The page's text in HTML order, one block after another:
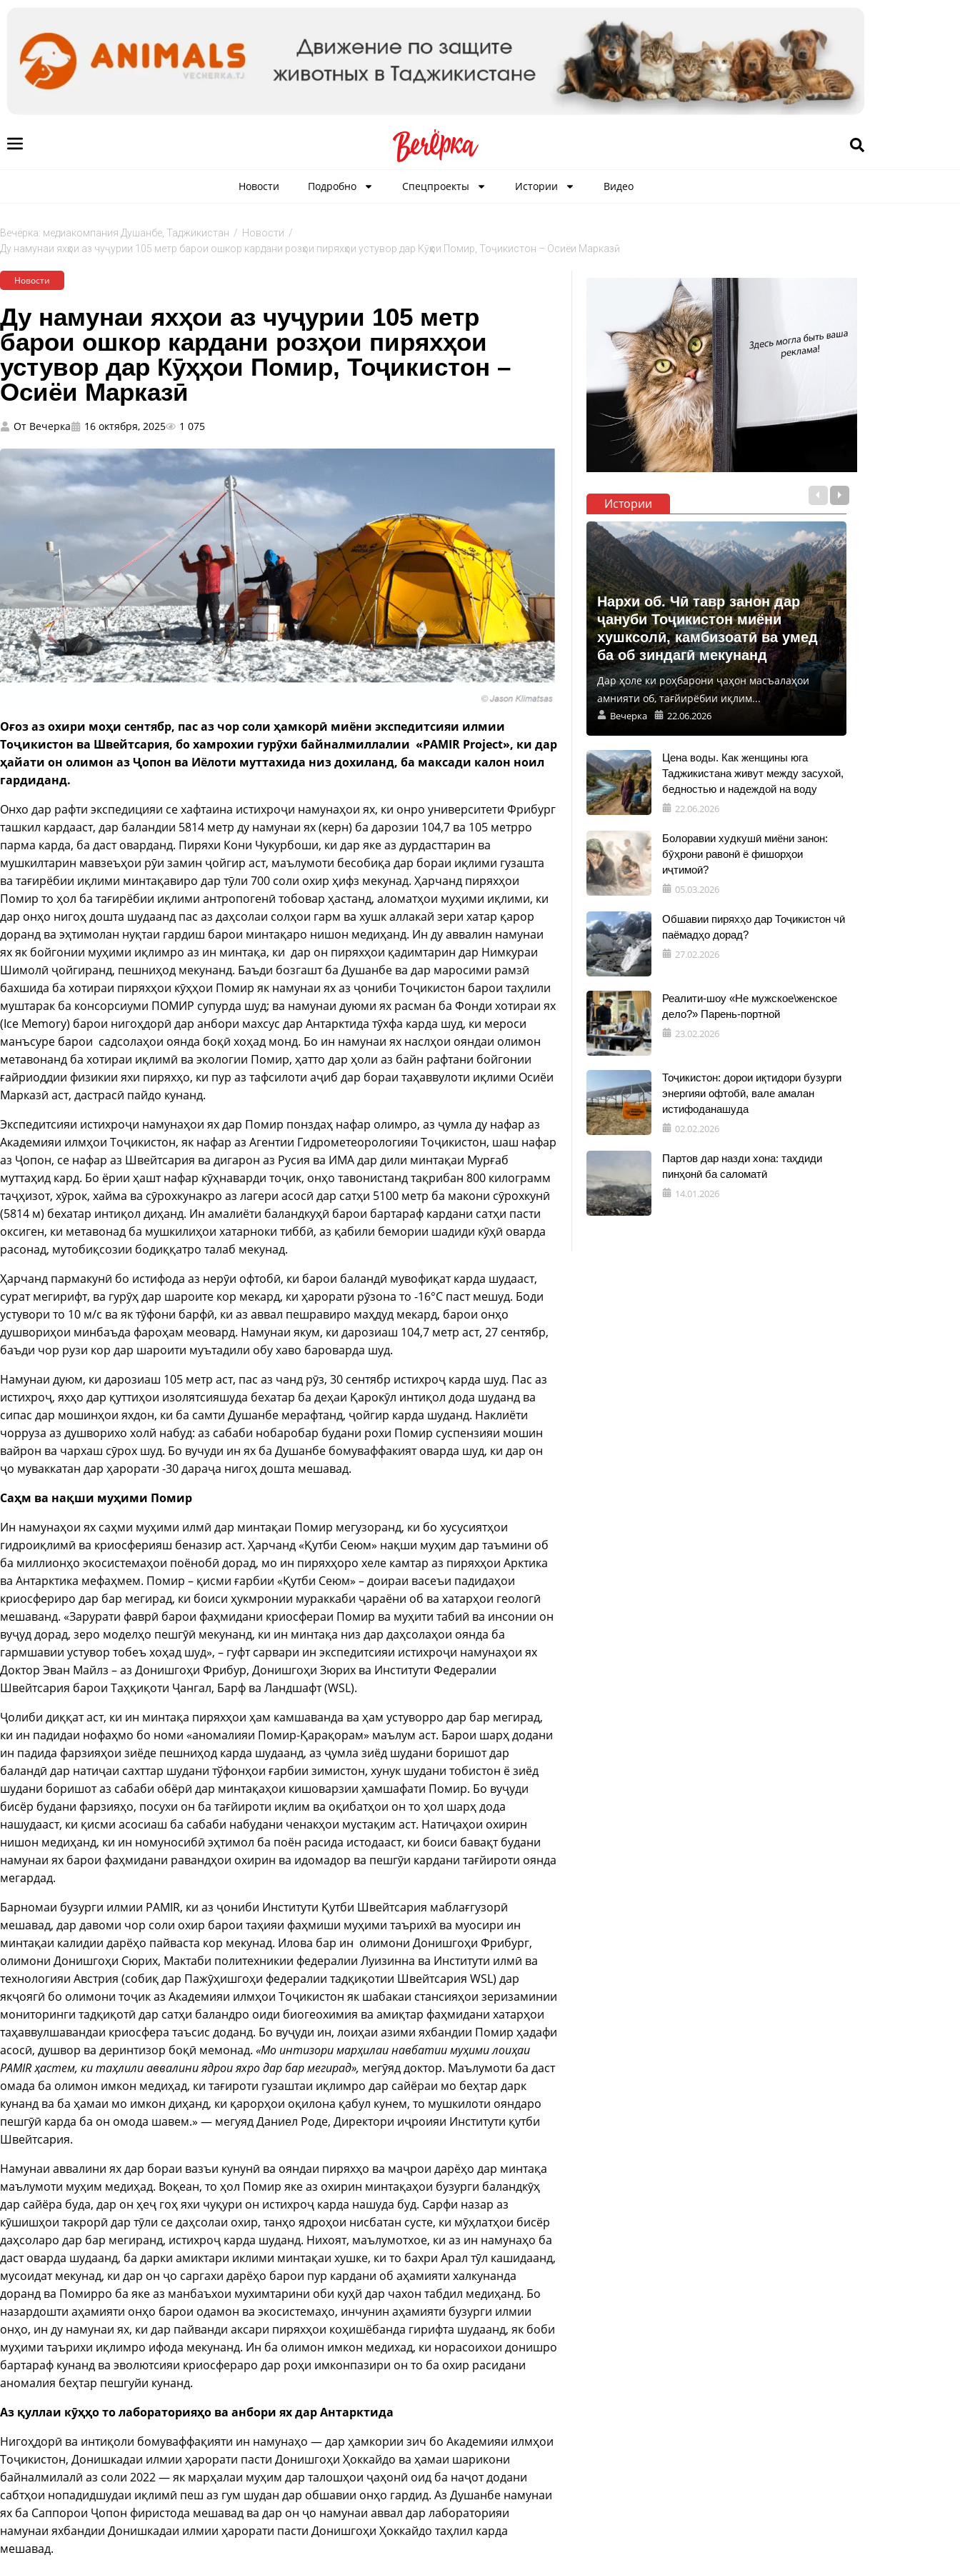
Новости Подробно Спецпроекты Истории Видео
Вечёрка: медиакомпания Душанбе, Таджикистан / Новости /
Ду намунаи яхҳои аз чуҷурии 105 метр барои ошкор кардани розҳои пиряхҳои устувор дар Кӯҳҳои Помир, Тоҷикистон – Осиёи Марказӣ
Новости
Ду намунаи яхҳои аз чуҷурии 105 метр
барои ошкор кардани розҳои пиряхҳои
устувор дар Кӯҳҳои Помир, Тоҷикистон –
Осиёи Марказӣ
От Вечерка 16 октября, 2025 1 075
Оғоз аз охири моҳи сентябр, пас аз чор соли ҳамкорӣ миёни экспедитсияи илмии
Тоҷикистон ва Швейтсария, бо хамрохии гурӯхи байналмиллалии «PAMIR Project», ки дар
ҳайати он олимон аз Ҷопон ва Иёлоти муттахида низ дохиланд, ба максади калон ноил
гардиданд.
Онхо дар рафти экспедицияи се хафтаина истихроҷи намунаҳои ях, ки онро университети Фрибург
ташкил кардааст, дар баландии 5814 метр ду намунаи ях (керн) ба дарозии 104,7 ва 105 метрро
парма карда, ба даст оварданд. Пиряхи Кони Чукурбоши, ки дар яке аз дурдасттарин ва
мушкилтарин мавзеъҳои рӯи замин ҷойгир аст, маълумоти бесобиқа дар бораи иқлими гузашта
ва тағирёбии иқлими минтақавиро дар тӯли 700 соли охир ҳифз мекунад. Ҳарчанд пиряхҳои
Помир то ҳол ба тағирёбии иқлими антропогенӣ тобовар ҳастанд, аломатҳои муҳими иқлими, ки
дар онҳо нигоҳ дошта шудаанд пас аз даҳсолаи солҳои гарм ва хушк аллакай зери хатар қарор
доранд ва эҳтимолан нуқтаи гардиш барои минтақаро нишон медиҳанд. Ин ду аввалин намунаи
ях як бойгонии муҳими иқлимро аз ин минтақа, ки дар он пиряхҳои қадимтарин дар Нимкураи
Шимолӣ ҷойгиранд, пешниҳод мекунанд. Баъди бозгашт ба Душанбе ва дар маросими рамзӣ
бахшида ба хотираи пиряхҳои кӯҳҳои Помир як намунаи ях аз ҷониби Тоҷикистон барои таҳлили
муштарак ба консорсиуми ПОМИР супурда шуд; ва намунаи дуюми ях расман ба Фонди хотираи ях
(Ice Memory) барои нигоҳдорӣ дар анбори махсус дар Антарктида тӯхфа карда шуд, ки мероси
манъсуре барои садсолаҳои оянда боқӣ хоҳад монд. Бо ин намунаи ях наслҳои ояндаи олимон
метавонанд ба хотираи иқлимӣ ва экологии Помир, ҳатто дар ҳоли аз байн рафтани бойгонии
ғайриоддии физикии яхи пиряхҳо, ки пур аз тафсилоти аҷиб дар бораи таҳаввулоти иқлими Осиёи
Марказӣ аст, дастрасӣ пайдо кунанд.
Экспедитсияи истихроҷи намунаҳои ях дар Помир понздаҳ нафар олимро, аз ҷумла ду нафар аз
Академияи илмҳои Тоҷикистон, як нафар аз Агентии Гидрометеорологияи Тоҷикистон, шаш нафар
аз Ҷопон, се нафар аз Швейтсария ва дигарон аз Русия ва ИМА дар дили минтақаи Мурғаб
муттаҳид кард. Бо ёрии ҳашт нафар кӯҳнаварди тоҷик, онҳо тавонистанд тақрибан 800 килограмм
таҷҳизот, хӯрок, хайма ва сӯрохкунакро аз лагери асосӣ дар сатҳи 5100 метр ба макони сӯрохкунӣ
(5814 м) бехатар интиқол диҳанд. Ин амалиёти баландкуҳӣ барои бартараф кардани сатҳи пасти
оксиген, ки метавонад ба мушкилиҳои хатарноки тиббӣ, аз қабили бемории шадиди кӯҳӣ оварда
расонад, мутобиқсозии бодиққатро талаб мекунад.
Ҳарчанд пармакунӣ бо истифода аз нерӯи офтобӣ, ки барои баландӣ мувофиқат карда шудааст,
сурат мегирифт, ва гурӯҳ дар шароите кор мекард, ки ҳарорати рӯзона то -16°С паст мешуд. Боди
устувори то 10 м/с ва як тӯфони барфӣ, ки аз аввал пешравиро маҳдуд мекард, барои онҳо
душвориҳои минбаъда фароҳам меовард. Намунаи якум, ки дарозиаш 104,7 метр аст, 27 сентябр,
баъди чор рузи кор дар шароити муътадили обу хаво бароварда шуд.
Намунаи дуюм, ки дарозиаш 105 метр аст, пас аз чанд рӯз, 30 сентябр истихроҷ карда шуд. Пас аз
истихроҷ, яхҳо дар қуттиҳои изолятсияшуда бехатар ба деҳаи Қарокӯл интиқол дода шуданд ва
сипас дар мошинҳои яхдон, ки ба самти Душанбе мерафтанд, ҷойгир карда шуданд. Наклиёти
чорруза аз душворихо холй набуд: аз сабаби нобаробар будани рохи Помир суспензияи мошин
вайрон ва чархаш сӯрох шуд. Бо вучуди ин ях ба Душанбе бомуваффакият оварда шуд, ки дар он
ҷо муваккатан дар ҳарорати -30 дараҷа нигоҳ дошта мешавад.
Саҳм ва нақши муҳими Помир
Ин намунаҳои ях саҳми муҳими илмӣ дар минтақаи Помир мегузоранд, ки бо хусусиятҳои
гидроиқлимӣ ва криосферияш беназир аст. Ҳарчанд «Қутби Сеюм» нақши муҳим дар таъмини об
ба миллионҳо экосистемаҳои поёнобӣ дорад, мо ин пиряхҳоро хеле камтар аз пиряхҳои Арктика
ва Антарктика мефаҳмем. Помир – қисми ғарбии «Қутби Сеюм» – доираи васеъи падидаҳои
криосфериро дар бар мегирад, ки боиси ҳукмронии мураккаби ҷараёни об ва хатарҳои геологӣ
мешаванд. «Зарурати фаврӣ барои фаҳмидани криосфераи Помир ва муҳити табиӣ ва инсонии он
вуҷуд дорад, зеро моделҳо пешгӯӣ мекунанд, ки ин минтақа низ дар даҳсолаҳои оянда ба
гармшавии устувор тобеъ хоҳад шуд», – гуфт сарвари ин экспедитсияи истихроҷи намунаҳои ях
Доктор Эван Майлз – аз Донишгоҳи Фрибур, Донишгоҳи Зюрих ва Институти Федералии
Швейтсария барои Таҳқиқоти Ҷангал, Барф ва Ландшафт (WSL).
Ҷолиби диққат аст, ки ин минтақа пиряхҳои ҳам камшаванда ва ҳам устуворро дар бар мегирад,
ки ин падидаи нофаҳмо бо номи «аномалияи Помир-Қарақорам» маълум аст. Барои шарҳ додани
ин падида фарзияҳои зиёде пешниҳод карда шудаанд, аз ҷумла зиёд шудани боришот дар
баландӣ дар натиҷаи сахттар шудани тўфонҳои ғарбии зимистон, хунук шудани тобистон ё зиёд
шудани боришот аз сабаби обёрӣ дар минтақаҳои кишоварзии ҳамшафати Помир. Бо вуҷуди
бисёр будани фарзияҳо, посухи он ба тағйироти иқлим ва оқибатҳои он то ҳол шарҳ дода
нашудааст, ки қисми асосиаш ба сабаби набудани ченакҳои мустақим аст. Натиҷаҳои охирин
нишон медиҳанд, ки ин номуносибӣ эҳтимол ба поён расида истодааст, ки боиси бавақт будани
намунаи ях барои фаҳмидани равандҳои охирин ва идомадор ва пешгӯи кардани тағйироти оянда
мегардад.
Барномаи бузурги илмии PAMIR, ки аз ҷониби Институти Қутби Швейтсария маблағгузорӣ
мешавад, дар давоми чор соли охир барои таҳияи фаҳмиши муҳими таърихӣ ва муосири ин
минтақаи калидии дарёҳо пайваста кор мекунад. Илова бар ин олимони Донишгоҳи Фрибург,
олимони Донишгоҳи Сюрих, Мактаби политехникии федералии Луизинна ва Институти илмӣ ва
технологияи Австрия (собиқ дар Пажӯҳишгоҳи федералии тадқиқотии Швейтсария WSL) дар
якҷоягӣ бо олимони тоҷик аз Академияи илмҳои Тоҷикистон як шабакаи стансияҳои зеризаминии
мониторинги тадқиқотӣ дар сатҳи баландро оиди биогеохимия ва амиқтар фаҳмидани хатарҳои
таҳаввулшавандаи криосфера таъсис доданд. Бо вуҷуди ин, лоиҳаи азими яхбандии Помир ҳадафи
асосӣ, душвор ва деринтизор боқӣ мемонад. «Мо интизори марҳилаи навбатии муҳими лоиҳаи
PAMIR ҳастем, ки таҳлили аввалини ядрои яхро дар бар мегирад», мегӯяд доктор. Маълумоти ба даст
омада ба олимон имкон медиҳад, ки тағироти гузаштаи иқлимро дар сайёраи мо беҳтар дарк
кунанд ва ба ҳамаи мо имкон диҳанд, ки қарорҳои оқилона қабул кунем, то мушкилоти ояндаро
пешгӯӣ карда ба он омода шавем.» — мегуяд Даниел Роде, Директори иҷроияи Институти қутби
Швейтсария.
Намунаи аввалини ях дар бораи вазъи кунунӣ ва ояндаи пиряхҳо ва маҷрои дарёҳо дар минтақа
маълумоти муҳим медиҳад. Воқеан, то ҳол Помир яке аз охирин минтақаҳои бузурги баландкӯҳ
дар сайёра буда, дар он ҳеҷ гоҳ яхи чуқури он истихроҷ карда нашуда буд. Сарфи назар аз
кӯшишҳои такрорӣ дар тӯли се даҳсолаи охир, танҳо ядроҳои нисбатан сусте, ки мӯҳлатҳои бисёр
даҳсоларо дар бар мегиранд, истихроҷ карда шуданд. Нихоят, маълумотхое, ки аз ин намунаҳо ​​ба
даст оварда шудаанд, ба дарки амиктари иклими минтақаи хушке, ки то бахри Арал тӯл кашидаанд,
мусоидат мекунад, ки дар он ҷо саргахи дарёҳо барои пур кардани об аҳамияти халкунанда
доранд ва Помирро ба яке аз манбаъхои мухимтарини оби куҳй дар чахон табдил медиҳанд. Бо
назардошти аҳамияти онҳо барои одамон ва экосистемаҳо, инчунин аҳамияти бузурги илмии
онҳо, ин ду намунаи ях, ки дар пайванди аксари пиряхҳои коҳишёбанда гирифта шудаанд, як боби
муҳими таърихи иқлимро ифода мекунанд. Ин ба олимон имкон медихад, ки норасоихои донишро
бартараф кунанд ва эволютсияи криосфераро дар роҳи имконпазири он то ба охир расидани
аномалия беҳтар пешгуйи кунанд.
Аз қуллаи кӯҳҳо то лабораторияҳо ва анбори ях дар Антарктида
Нигоҳдорӣ ва интиқоли бомуваффақияти ин намунаҳо — дар ҳамкории зич бо Академияи илмҳои
Тоҷикистон, Донишкадаи илмии ҳарорати пасти Донишгоҳи Ҳоккайдо ва ҳамаи шарикони
байналмилалӣ аз соли 2022 — як марҳалаи муҳим дар талошҳои ҷаҳонӣ оид ба наҷот додани
сабтҳои нопадидшудаи иқлимӣ пеш аз гум шудан дар обшавии онҳо гардид. Аз Душанбе намунаи
ях ба Саппорои Ҷопон фиристода мешавад ва дар он ҷо намунаи аввал дар лабораторияи
намунаи яхбандии Донишкадаи илмии ҳарорати пасти Донишгоҳи Ҳоккайдо таҳлил карда
мешавад.
Истории
Нархи об. Чӣ тавр занон дар
ҷануби Тоҷикистон миёни
хушксолӣ, камбизоатӣ ва умед
ба об зиндагӣ мекунанд
Дар ҳоле ки роҳбарони ҷаҳон масъалаҳои
амнияти об, тағйирёбии иқлим...
Вечерка 22.06.2026
Цена воды. Как женщины юга
Таджикистана живут между засухой,
бедностью и надеждой на воду
22.06.2026
Болоравии худкушӣ миёни занон:
бӯҳрони равонӣ ё фишорҳои
иҷтимоӣ?
05.03.2026
Обшавии пиряхҳо дар Тоҷикистон чӣ
паёмадҳо дорад?
27.02.2026
Реалити-шоу «Не мужское\женское
дело?» Парень-портной
23.02.2026
Тоҷикистон: дорои иқтидори бузурги
энергияи офтобӣ, вале амалан
истифоданашуда
02.02.2026
Партов дар назди хона: таҳдиди
пинҳонӣ ба саломатӣ
14.01.2026